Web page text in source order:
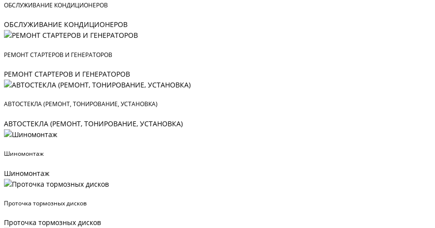
ОБСЛУЖИВАНИЕ КОНДИЦИОНЕРОВ
ОБСЛУЖИВАНИЕ КОНДИЦИОНЕРОВ
РЕМОНТ СТАРТЕРОВ И ГЕНЕРАТОРОВ
РЕМОНТ СТАРТЕРОВ И ГЕНЕРАТОРОВ
АВТОСТЕКЛА (РЕМОНТ, ТОНИРОВАНИЕ, УСТАНОВКА)
АВТОСТЕКЛА (РЕМОНТ, ТОНИРОВАНИЕ, УСТАНОВКА)
Шиномонтаж
Шиномонтаж
Проточка тормозных дисков
Проточка тормозных дисков